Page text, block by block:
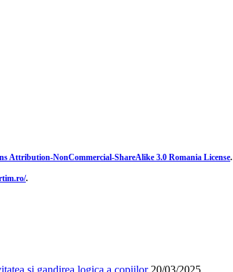
Attribution-NonCommercial-ShareAlike 3.0 Romania License.
.